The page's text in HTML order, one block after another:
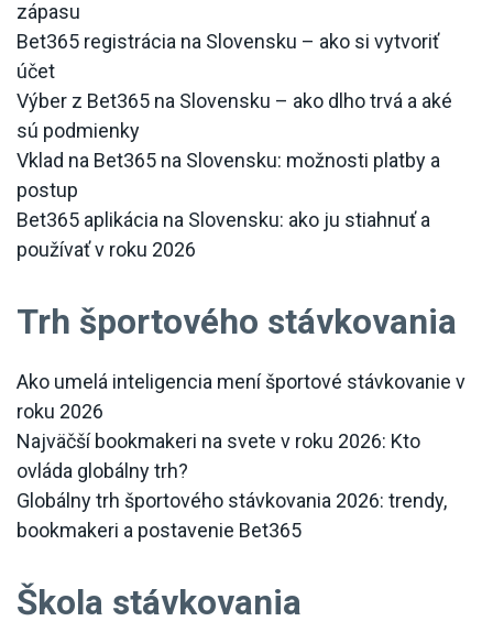
zápasu
Bet365 registrácia na Slovensku – ako si vytvoriť
účet
Výber z Bet365 na Slovensku – ako dlho trvá a aké
sú podmienky
Vklad na Bet365 na Slovensku: možnosti platby a
postup
Bet365 aplikácia na Slovensku: ako ju stiahnuť a
používať v roku 2026
Trh športového stávkovania
Ako umelá inteligencia mení športové stávkovanie v
roku 2026
Najväčší bookmakeri na svete v roku 2026: Kto
ovláda globálny trh?
Globálny trh športového stávkovania 2026: trendy,
bookmakeri a postavenie Bet365
Škola stávkovania